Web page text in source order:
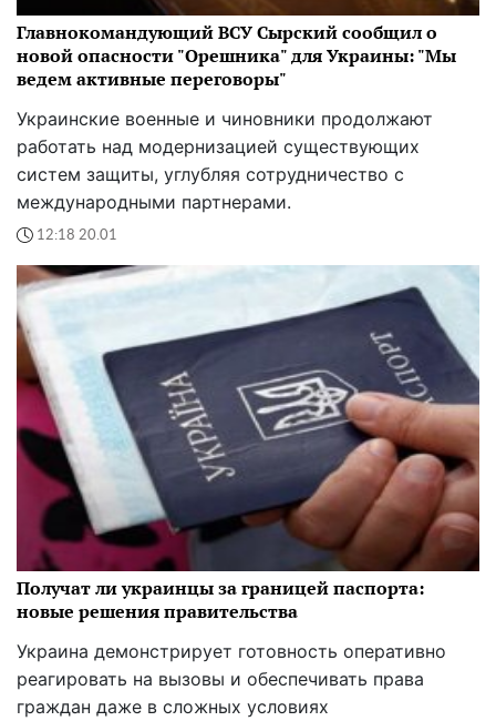
Главнокомандующий ВСУ Сырский сообщил о
новой опасности "Орешника" для Украины: "Мы
ведем активные переговоры"
Украинские военные и чиновники продолжают
работать над модернизацией существующих
систем защиты, углубляя сотрудничество с
международными партнерами.
12:18 20.01
Получат ли украинцы за границей паспорта:
новые решения правительства
Украина демонстрирует готовность оперативно
реагировать на вызовы и обеспечивать права
граждан даже в сложных условиях